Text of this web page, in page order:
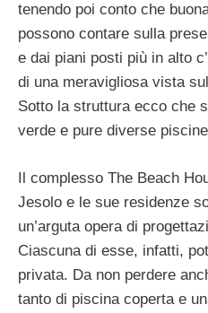
tenendo poi conto che
possono contare sulla
e dai piani posti più in alto
di una meravigliosa vista
Sotto la struttura ecco che
verde e pure diverse
Il complesso The Beach
Jesolo e le sue residenze
un’arguta opera di
Ciascuna di esse, infatti,
privata. Da non perdere
tanto di piscina coperta e